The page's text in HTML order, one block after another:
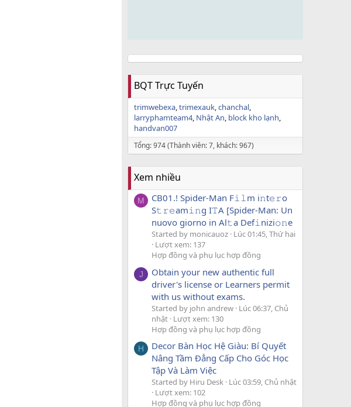
BQT Trực Tuyến
trimwebexa trimexauk chanchal
larryphamteam4 Nhật An block kho lạnh
handvan007
Tổng: 974 (Thành viên: 7, khách: 967)
Xem nhiều
M
CB01.! Spider-Man F𝚒𝚕m i𝚗t𝚎𝚛o
S𝚝𝚛𝚎am𝚒𝚗g I𝚃A [Spider-Man: Un
nuovo giorno in Al𝚝a Def𝚒nizi𝚘𝚗e
Started by monicauoz Lúc 01:45, Thứ hai
Lượt xem: 137
Hợp đồng và phụ lục hợp đồng
J
Obtain your new authentic full
driver's license or Learners permit
with us without exams.
Started by john andrew Lúc 06:37, Chủ
nhật Lượt xem: 130
Hợp đồng và phụ lục hợp đồng
H
Decor Bàn Học Hệ Giàu: Bí Quyết
Nâng Tầm Đẳng Cấp Cho Góc Học
Tập Và Làm Việc
Started by Hiru Desk Lúc 03:59, Chủ nhật
Lượt xem: 102
Hợp đồng và phụ lục hợp đồng